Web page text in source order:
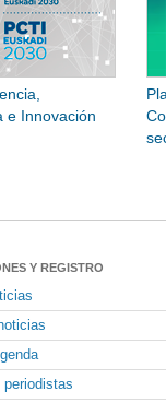
e Innovación
Y REGISTRO
periodistas